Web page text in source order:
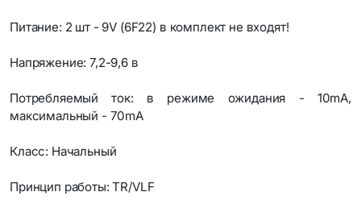
Питание: 2 шт - 9V (6F22) в комплект не входят!
Напряжение: 7,2-9,6 в
Потребляемый ток: в режиме ожидания - 10mA,
максимальный - 70mA
Класс: Начальный
Принцип работы: TR/VLF